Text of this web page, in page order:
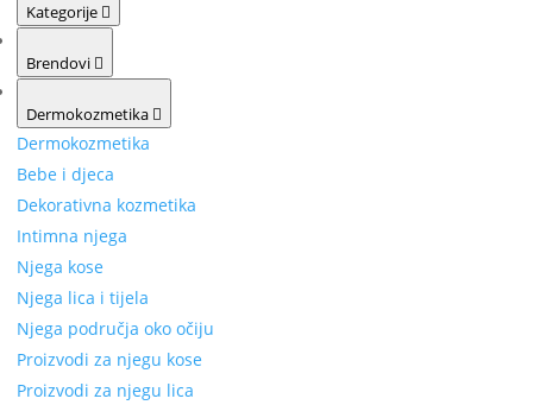
Kategorije
Brendovi
Dermokozmetika
Dermokozmetika
Bebe i djeca
Dekorativna kozmetika
Intimna njega
Njega kose
Njega lica i tijela
Njega područja oko očiju
Proizvodi za njegu kose
Proizvodi za njegu lica